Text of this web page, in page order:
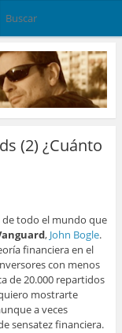
(2) ¿Cuánto
todo el mundo que
, John Bogle.
financiera en el
con menos
de 20.000 repartidos
mostrarte
a veces
sensatez financiera.